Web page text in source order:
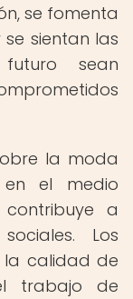
se fomenta
sientan las
sean
la moda
el medio
a
Los
la calidad de
trabajo de